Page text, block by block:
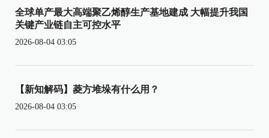
全球单产最大高端聚乙烯醇生产基地建成 大幅提升我国
关键产业链自主可控水平
2026-08-04 03:05
【新知解码】菱方堆垛有什么用？
2026-08-04 03:05